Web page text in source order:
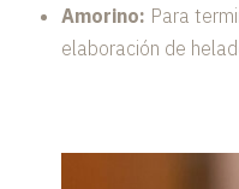
Amorino: Para
elaboración de